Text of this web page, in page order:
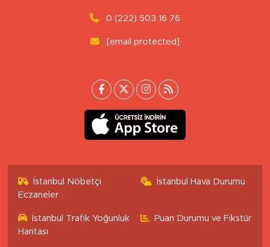
0 (222) 503 16 76
[email protected]
İstanbul Nöbetçi
Eczaneler
İstanbul Hava Durumu
İstanbul Trafik Yoğunluk
Haritası
Puan Durumu ve Fikstür